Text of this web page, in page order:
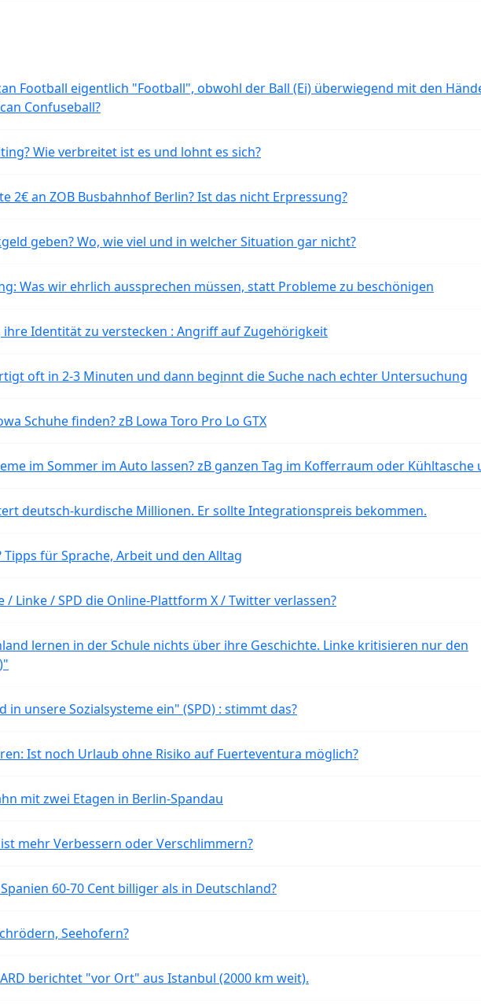
Football eigentlich "Football", obwohl der Ball (Ei) überwiegend mit den
Confuseball?
Wie verbreitet ist es und lohnt es sich?
2€ an ZOB Busbahnhof Berlin? Ist das nicht Erpressung?
geben? Wo, wie viel und in welcher Situation gar nicht?
Was wir ehrlich aussprechen müssen, statt Probleme zu beschönigen
ihre Identität zu verstecken : Angriff auf Zugehörigkeit
oft in 2-3 Minuten und dann beginnt die Suche nach echter Untersuchung
Schuhe finden? zB Lowa Toro Pro Lo GTX
im Sommer im Auto lassen? zB ganzen Tag im Kofferraum oder Kühltasche
deutsch-kurdische Millionen. Er sollte Integrationspreis bekommen.
Tipps für Sprache, Arbeit und den Alltag
/ Linke / SPD die Online-Plattform X / Twitter verlassen?
lernen in der Schule nichts über ihre Geschichte. Linke kritisieren nur den
in unsere Sozialsysteme ein" (SPD) : stimmt das?
Ist noch Urlaub ohne Risiko auf Fuerteventura möglich?
mit zwei Etagen in Berlin-Spandau
mehr Verbessern oder Verschlimmern?
60-70 Cent billiger als in Deutschland?
Seehofern?
berichtet "vor Ort" aus Istanbul (2000 km weit).